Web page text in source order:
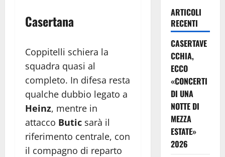
Casertana
Coppitelli schiera la
squadra quasi al
completo. In difesa resta
qualche dubbio legato a
Heinz, mentre in
attacco Butic sarà il
riferimento centrale, con
il compagno di reparto
ARTICOLI
RECENTI
CASERTAVE
CCHIA,
ECCO
«CONCERTI
DI UNA
NOTTE DI
MEZZA
ESTATE»
2026